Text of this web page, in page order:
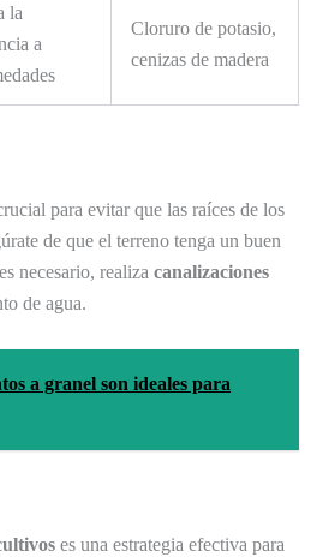
la
a
Cloruro de potasio,
cenizas de madera
para evitar que las raíces de los
de que el terreno tenga un buen
necesario, realiza canalizaciones
de agua.
a granel son ideales para
es una estrategia efectiva para